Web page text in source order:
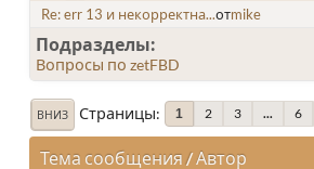
Re: err 13 и некорректна...отmike
Подразделы
Вопросы по zetFBD
ВНИЗ Страницы 1 2 3 ... 6
Тема сообщения /Автор